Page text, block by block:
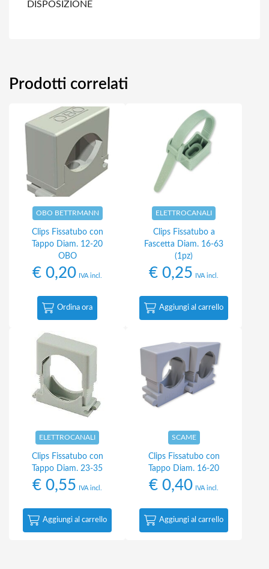
DISPOSIZIONE
Prodotti correlati
OBO BETTRMANN
Clips Fissatubo con
Tappo Diam. 12-20
OBO
€ 0,20 IVA incl.
Ordina ora
ELETTROCANALI
Clips Fissatubo a
Fascetta Diam. 16-63
(1pz)
€ 0,25 IVA incl.
Aggiungi al carrello
ELETTROCANALI
Clips Fissatubo con
Tappo Diam. 23-35
€ 0,55 IVA incl.
Aggiungi al carrello
SCAME
Clips Fissatubo con
Tappo Diam. 16-20
€ 0,40 IVA incl.
Aggiungi al carrello